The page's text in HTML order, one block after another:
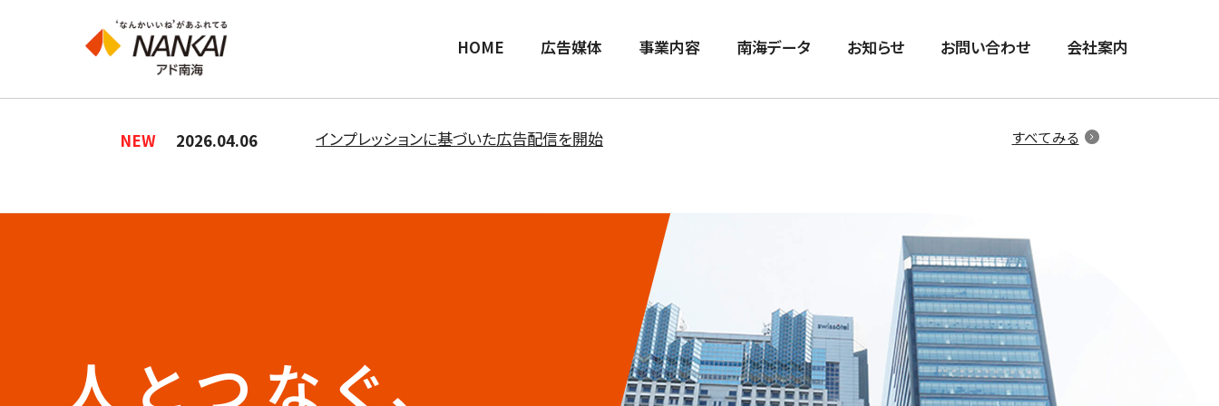
HOME 広告媒体 事業内容 南海データ お知らせ お問い合わせ 会社案内
NEW 2026.04.06 インプレッションに基づいた広告配信を開始 すべてみる
人とつなぐ、